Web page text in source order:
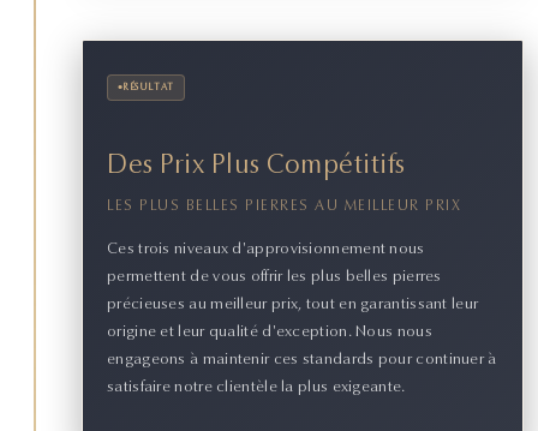
• RÉSULTAT
Des Prix Plus Compétitifs
LES PLUS BELLES PIERRES AU MEILLEUR PRIX
Ces trois niveaux d'approvisionnement nous
permettent de vous offrir les plus belles pierres
précieuses au meilleur prix, tout en garantissant leur
origine et leur qualité d'exception. Nous nous
engageons à maintenir ces standards pour continuer à
satisfaire notre clientèle la plus exigeante.